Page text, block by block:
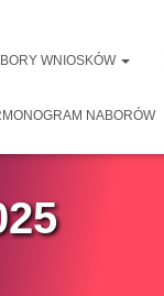
WNIOSKÓW
NABORÓW